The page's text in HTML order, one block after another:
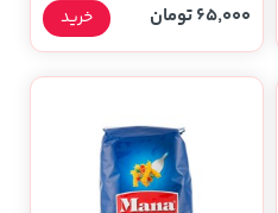
65,000 تومان خرید